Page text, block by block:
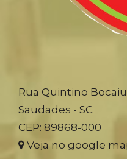
Rua Quintino
Saudades - SC
CEP: 89868-000
Veja no google